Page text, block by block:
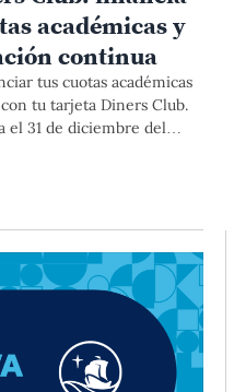
académicas y
continua
tus cuotas académicas
tu tarjeta Diners Club.
el 31 de diciembre del
como para deudas de